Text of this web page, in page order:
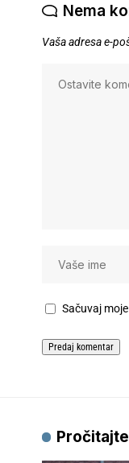
Nema
Vaša adresa e-
Sačuvaj